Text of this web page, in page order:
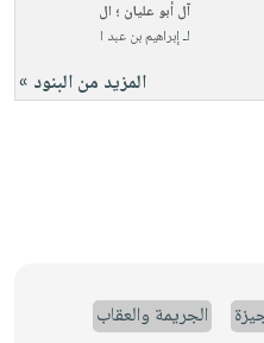
آل أبو عليان ؛ ال
لـإبراهيم بن عبد ا
المزيد من البنود »
الجريمة والعقاب